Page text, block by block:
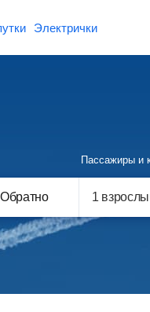
Электрички
Обратно
Пассажиры и